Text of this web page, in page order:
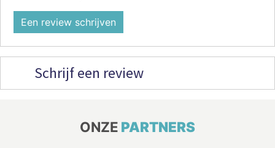
Een review schrijven
Schrijf een review
ONZE PARTNERS